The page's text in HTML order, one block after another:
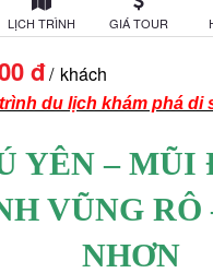
LỊCH TRÌNH GIÁ TOUR
đ khách
du lịch khám phá di
YÊN – MŨI
VŨNG RÔ
NHƠN